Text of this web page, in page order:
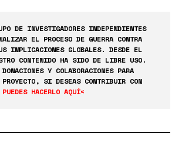
DE INVESTIGADORES INDEPENDIENTES
EL PROCESO DE GUERRA CONTRA
IMPLICACIONES GLOBALES. DESDE EL
CONTENIDO HA SIDO DE LIBRE USO.
DONACIONES Y COLABORACIONES PARA
PROYECTO, SI DESEAS CONTRIBUIR CON
PUEDES HACERLO AQUÍ<